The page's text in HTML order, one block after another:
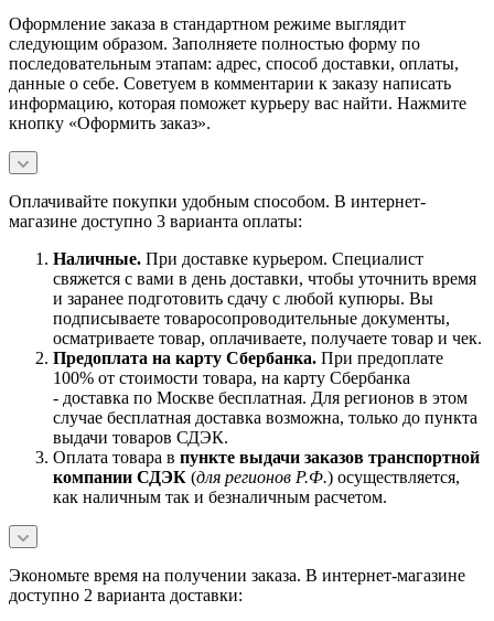
Оформление заказа в стандартном режиме выглядит
следующим образом. Заполняете полностью форму по
последовательным этапам: адрес, способ доставки, оплаты,
данные о себе. Советуем в комментарии к заказу написать
информацию, которая поможет курьеру вас найти. Нажмите
кнопку «Оформить заказ».
Оплачивайте покупки удобным способом. В интернет-
магазине доступно 3 варианта оплаты:
Наличные. При доставке курьером. Специалист
свяжется с вами в день доставки, чтобы уточнить время
и заранее подготовить сдачу с любой купюры. Вы
подписываете товаросопроводительные документы,
осматриваете товар, оплачиваете, получаете товар и чек.
Предоплата на карту Сбербанка. При предоплате
100% от стоимости товара, на карту Сбербанка
- доставка по Москве бесплатная. Для регионов в этом
случае бесплатная доставка возможна, только до пункта
выдачи товаров СДЭК.
Оплата товара в пункте выдачи заказов транспортной
компании СДЭК (для регионов Р.Ф.) осуществляется,
как наличным так и безналичным расчетом.
Экономьте время на получении заказа. В интернет-магазине
доступно 2 варианта доставки: